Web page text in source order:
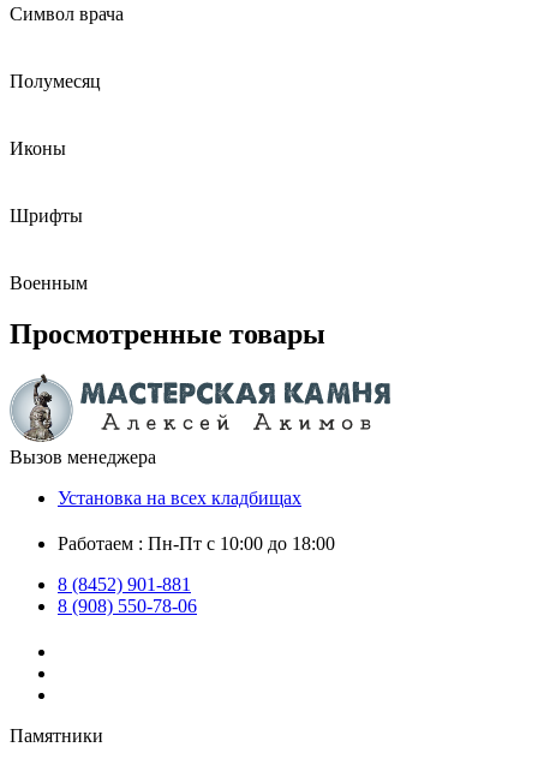
Символ врача
Полумесяц
Иконы
Шрифты
Военным
Просмотренные товары
Вызов менеджера
Установка на всех кладбищах
Работаем : Пн-Пт с 10:00 до 18:00
8 (8452) 901-881
8 (908) 550-78-06
Памятники